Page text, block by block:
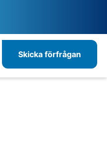
Skicka förfrågan